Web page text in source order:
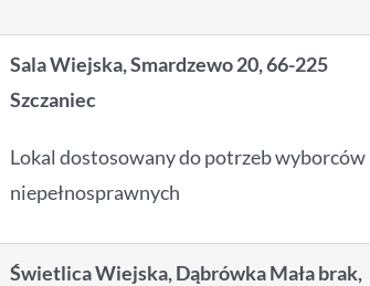
Sala Wiejska, Smardzewo 20, 66-225
Szczaniec
Lokal dostosowany do potrzeb wyborców
niepełnosprawnych
Świetlica Wiejska, Dąbrówka Mała brak,